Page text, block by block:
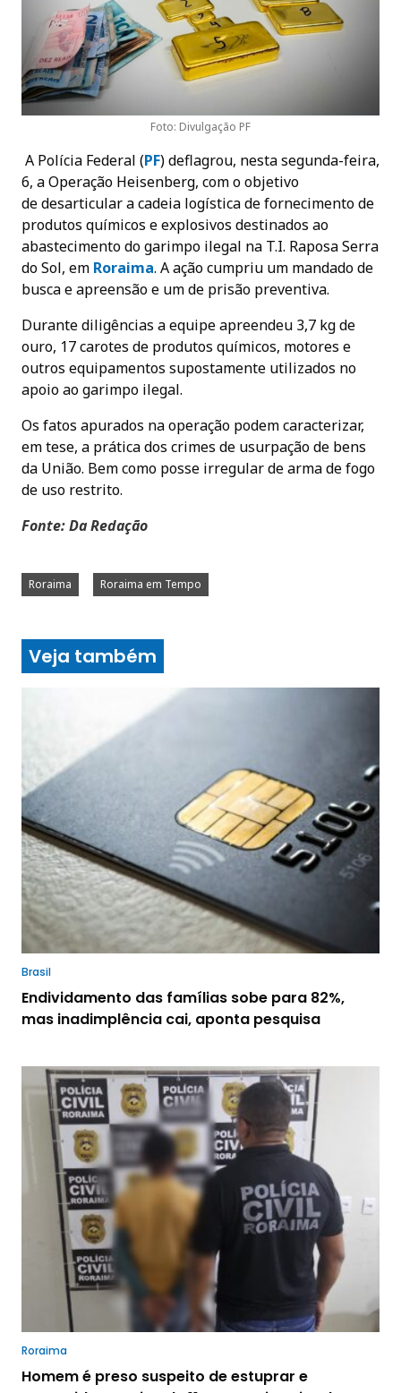
Foto: Divulgação PF
A Polícia Federal (PF) deflagrou, nesta segunda-feira,
6, a Operação Heisenberg, com o objetivo
de desarticular a cadeia logística de fornecimento de
produtos químicos e explosivos destinados ao
abastecimento do garimpo ilegal na T.I. Raposa Serra
do Sol, em Roraima. A ação cumpriu um mandado de
busca e apreensão e um de prisão preventiva.
Durante diligências a equipe apreendeu 3,7 kg de
ouro, 17 carotes de produtos químicos, motores e
outros equipamentos supostamente utilizados no
apoio ao garimpo ilegal.
Os fatos apurados na operação podem caracterizar,
em tese, a prática dos crimes de usurpação de bens
da União. Bem como posse irregular de arma de fogo
de uso restrito.
Fonte: Da Redação
Roraima Roraima em Tempo
Veja também
Brasil
Endividamento das famílias sobe para 82%,
mas inadimplência cai, aponta pesquisa
Roraima
Homem é preso suspeito de estuprar e